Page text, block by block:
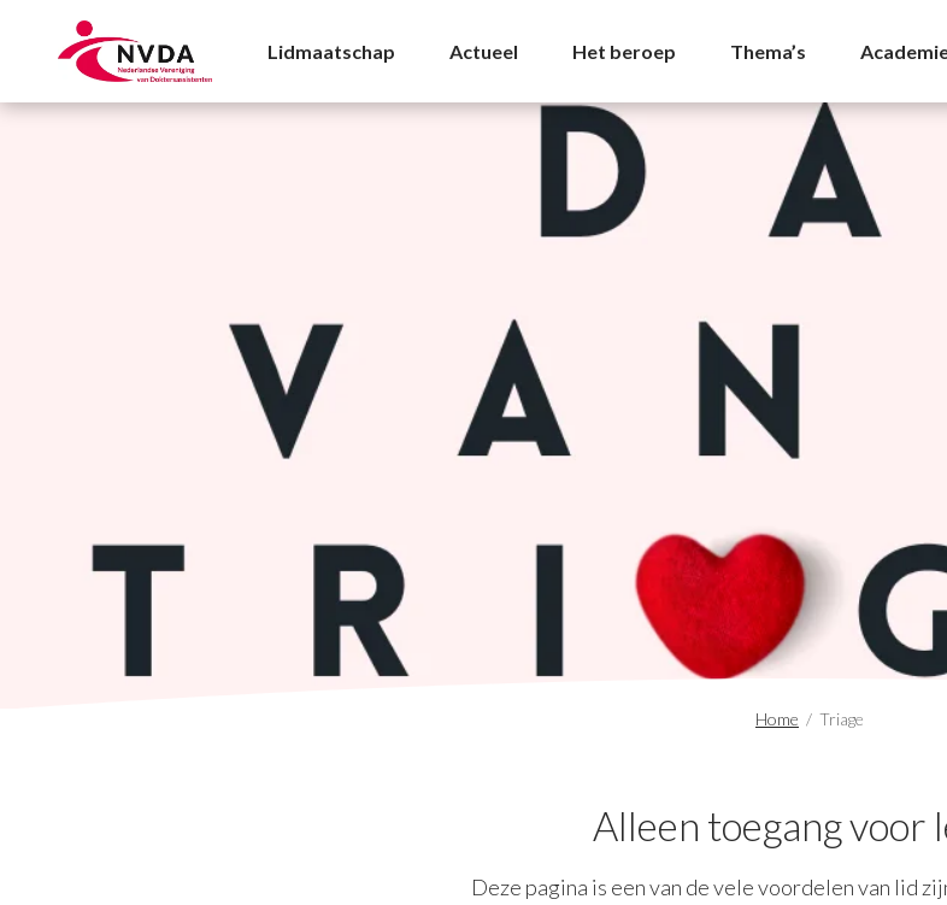
Triage Archives - NVDA
Lidmaatschap Actueel Het beroep Thema’s
Home / Triage
Alleen toegang voor
Deze pagina is een van de vele voordelen van lid